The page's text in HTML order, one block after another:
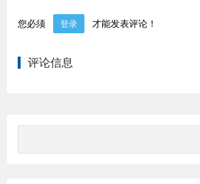
您必须 登录 才能发表评论！
评论信息